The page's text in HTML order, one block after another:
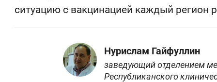
ситуацию с вакцинацией каждый регион
Нурислам Гайфуллин
заведующий отделением
Республиканского